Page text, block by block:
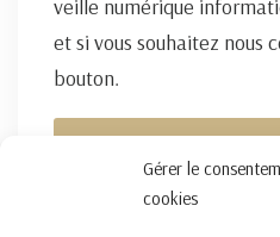
Gérer le
cookies
veille numérique
et si vous souhaitez nous
bouton.